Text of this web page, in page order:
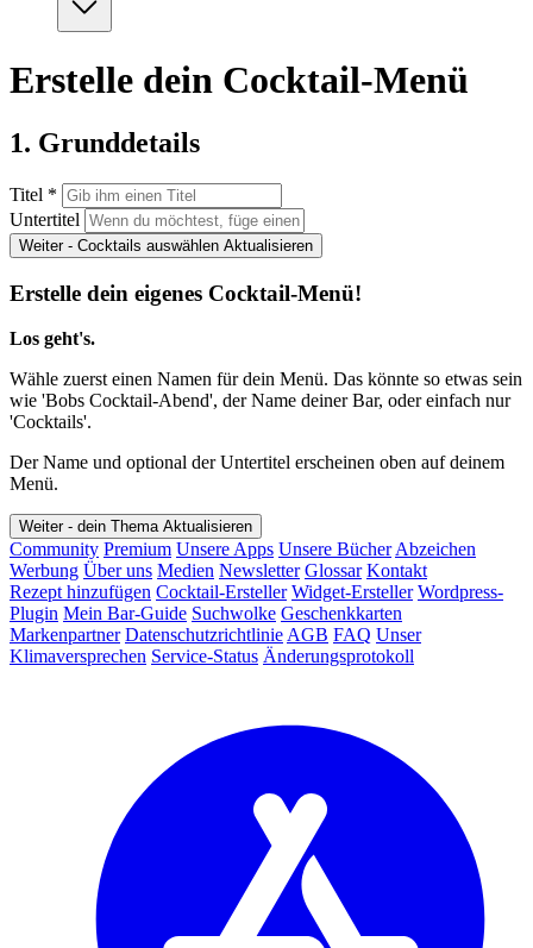
Erstelle dein Cocktail-Menü
1. Grunddetails
Titel *
Untertitel
Weiter - Cocktails auswählen Aktualisieren
Erstelle dein eigenes Cocktail-Menü!
Los geht's.
Wähle zuerst einen Namen für dein Menü. Das könnte so etwas sein
wie 'Bobs Cocktail-Abend', der Name deiner Bar, oder einfach nur
'Cocktails'.
Der Name und optional der Untertitel erscheinen oben auf deinem
Menü.
Weiter - dein Thema Aktualisieren
Community Premium Unsere Apps Unsere Bücher Abzeichen
Werbung Über uns Medien Newsletter Glossar Kontakt
Rezept hinzufügen Cocktail-Ersteller Widget-Ersteller Wordpress-
Plugin Mein Bar-Guide Suchwolke Geschenkkarten
Markenpartner Datenschutzrichtlinie AGB FAQ Unser
Klimaversprechen Service-Status Änderungsprotokoll